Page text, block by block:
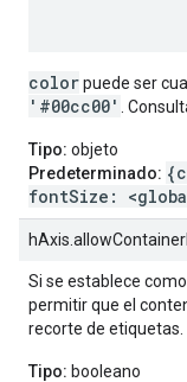
colorpuede ser
'#00cc00'
.
Tipo: objeto
Predeterminado:
fontSize:
Si se establece
permitir que el
recorte de etiquetas.
Tipo: booleano